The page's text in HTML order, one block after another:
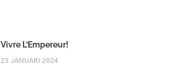
Vivre L’Empereur!
25 JANUARI 2024